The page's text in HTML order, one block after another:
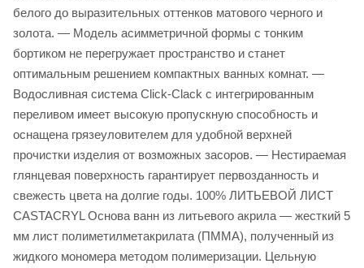
белого до выразительных оттенков матового черного и
золота. — Модель асимметричной формы с тонким
бортиком не перегружает пространство и станет
оптимальным решением компактных ванных комнат. —
Водосливная система Click-Clack с интегрированным
переливом имеет высокую пропускную способность и
оснащена грязеуловителем для удобной верхней
прочистки изделия от возможных засоров. — Нестираемая
глянцевая поверхность гарантирует первозданность и
свежесть цвета на долгие годы. 100% ЛИТЬЕВОЙ ЛИСТ
CASTACRYL Основа ванн из литьевого акрила — жесткий 5
мм лист полиметилметакрилата (ПММА), полученный из
жидкого мономера методом полимеризации. Цельную